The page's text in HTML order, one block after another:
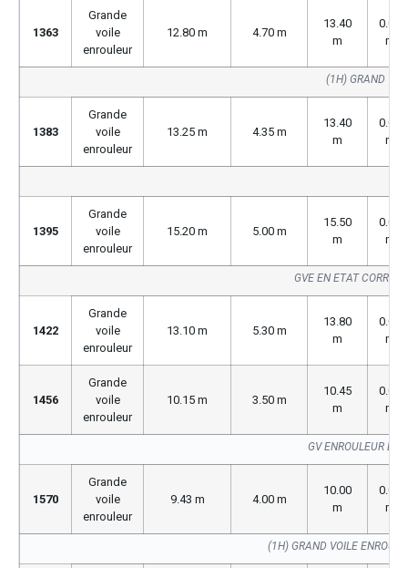
1363
Grande
voile
enrouleur
12.80 m 4.70 m
13.40
m
0.00
m
(1H) GRAND
1383
Grande
voile
enrouleur
13.25 m 4.35 m
13.40
m
0.00
m
1395
Grande
voile
enrouleur
15.20 m 5.00 m
15.50
m
0.00
m
GVE EN ETAT
1422
Grande
voile
enrouleur
13.10 m 5.30 m
13.80
m
0.00
m
1456
Grande
voile
enrouleur
10.15 m 3.50 m
10.45
m
0.00
m
GV ENROULEUR
1570
Grande
voile
enrouleur
9.43 m 4.00 m
10.00
m
0.00
m
(1H) GRAND VOILE